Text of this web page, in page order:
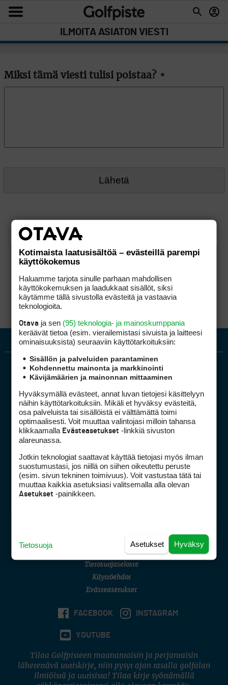
ILMOITA ASIATON VIESTI
Miksi tämä viesti tulisi poistaa? *
Golfpiste mediakortti
Golfpisteen yhteystiedot
DSA avoimuusraportti
Asiakaspalvelu
(digi) digi@otavamedia.fi
Tietosuojaseloste
Käyttöehdot
Evästeasetukset
FACEBOOK INSTAGRAM
YOUTUBE
Tilaa Golfpisteen maanantaisin ja perjantaisin
lähetettävä uutiskirje, niin pysyt ajan tasalla golfalan
ilmiöistä ja uutisista! Tilaa kirje syöttämällä
Kotimaista laatusisältöä – evästeillä parempi
käyttökokemus
Haluamme tarjota sinulle parhaan mahdollisen
käyttökokemuksen ja laadukkaat sisällöt, siksi
käytämme tällä sivustolla evästeitä ja vastaavia
teknologioita.
Otava ja sen (95) teknologia- ja mainoskumppania
keräävät tietoa (esim. vierailemis­tasi sivuista ja laitteesi
ominaisuuk­sista) seuraaviin käyttötarkoituksiin:
Sisällön ja palveluiden parantaminen
Kohdennettu mainonta ja markkinointi
Kävijämäärien ja mainonnan mittaaminen
Hyväksymällä evästeet, annat luvan tietojesi käsittelyyn
näihin käyttötarkoituksiin. Mikäli et hyväksy evästeitä,
osa palveluista tai sisällöistä ei välttämättä toimi
optimaalisesti. Voit muuttaa valintojasi milloin tahansa
klikkaamalla Evästeasetukset -linkkiä sivuston
alareunassa.
Jotkin teknologiat saattavat käyttää tietojasi myös ilman
suostumustasi, jos niillä on siihen oikeutettu peruste
(esim. sivun tekninen toimivuus). Voit vastustaa tätä tai
muuttaa kaikkia asetuksiasi valitsemalla alla olevan
Asetukset -painikkeen.
Hyväksy
Asetukset
Tietosuoja